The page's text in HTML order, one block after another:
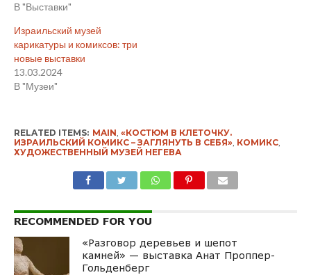
В "Выставки"
Израильский музей
карикатуры и комиксов: три
новые выставки
13.03.2024
В "Музеи"
RELATED ITEMS: MAIN, «КОСТЮМ В КЛЕТОЧКУ.
ИЗРАИЛЬСКИЙ КОМИКС – ЗАГЛЯНУТЬ В СЕБЯ», КОМИКС,
ХУДОЖЕСТВЕННЫЙ МУЗЕЙ НЕГЕВА
RECOMMENDED FOR YOU
«Разговор деревьев и шепот
камней» — выставка Анат Проппер-
Гольденберг